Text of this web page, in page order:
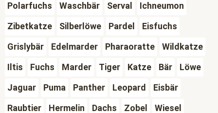
Polarfuchs Waschbär Serval
Ichneumon
Zibetkatze
Silberlöwe Pardel
Eisfuchs
Grislybär
Edelmarder Pharaoratte
Wildkatze
Iltis
Fuchs Marder Tiger Katze Bär
Löwe
Jaguar
Puma Panther Leopard
Eisbär
Raubtier
Hermelin Dachs Zobel
Wiesel